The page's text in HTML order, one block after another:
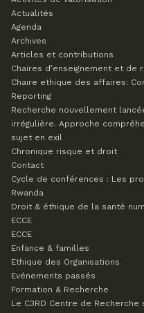
Actualités
Agenda
Archives
Articles et contributions
Chaires d’enseignement et de
Chaire ethique des affaires:
Reporting
Recherche nouvellement
irrégulière. Approche
sujet en exil
Chronique risque et droit
Contact
Cycle de conférences : Les
Rwanda
Droit & éthique de la santé
ECCE
ECCE
Enfance & familles
Ethique des Organisations
Evénements passés
Formation & Recherche
Le C3RD Centre de